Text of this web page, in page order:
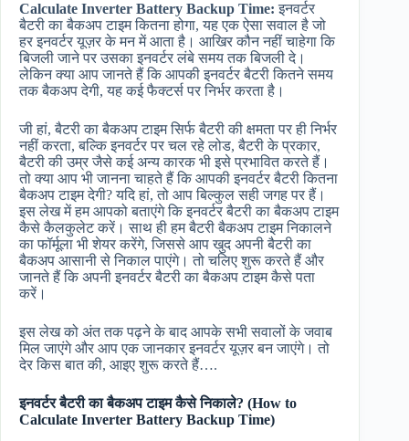
Calculate Inverter Battery Backup Time:इनवर्टर
बैटरी का बैकअप टाइम कितना होगा, यह एक ऐसा सवाल है जो
हर इनवर्टर यूज़र के मन में आता है। आखिर कौन नहीं चाहेगा कि
बिजली जाने पर उसका इनवर्टर लंबे समय तक बिजली दे।
लेकिन क्या आप जानते हैं कि आपकी इनवर्टर बैटरी कितने समय
तक बैकअप देगी, यह कई फैक्टर्स पर निर्भर करता है।
जी हां, बैटरी का बैकअप टाइम सिर्फ बैटरी की क्षमता पर ही निर्भर
नहीं करता, बल्कि इनवर्टर पर चल रहे लोड, बैटरी के प्रकार,
बैटरी की उम्र जैसे कई अन्य कारक भी इसे प्रभावित करते हैं।
तो क्या आप भी जानना चाहते हैं कि आपकी इनवर्टर बैटरी कितना
बैकअप टाइम देगी? यदि हां, तो आप बिल्कुल सही जगह पर हैं।
इस लेख में हम आपको बताएंगे कि इनवर्टर बैटरी का बैकअप टाइम
कैसे कैलकुलेट करें। साथ ही हम बैटरी बैकअप टाइम निकालने
का फॉर्मूला भी शेयर करेंगे, जिससे आप खुद अपनी बैटरी का
बैकअप आसानी से निकाल पाएंगे। तो चलिए शुरू करते हैं और
जानते हैं कि अपनी इनवर्टर बैटरी का बैकअप टाइम कैसे पता
करें।
इस लेख को अंत तक पढ़ने के बाद आपके सभी सवालों के जवाब
मिल जाएंगे और आप एक जानकार इनवर्टर यूज़र बन जाएंगे। तो
देर किस बात की, आइए शुरू करते हैं….
इनवर्टर बैटरी का बैकअप टाइम कैसे निकाले? (How to
Calculate Inverter Battery Backup Time)